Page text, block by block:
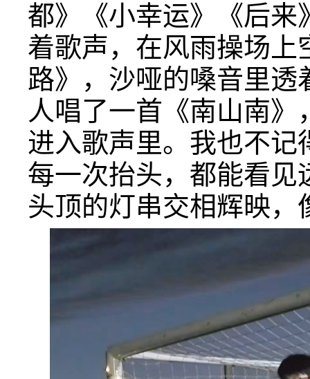
都》《小幸运》《后来
着歌声，在风雨操场上
路》，沙哑的嗓音里
人唱了一首《南山南
进入歌声里。我也不
每一次抬头，都能看见
头顶的灯串交相辉映